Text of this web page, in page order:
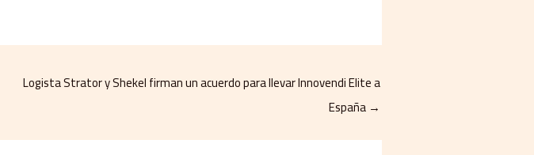
Logista Strator y Shekel firman un acuerdo para llevar Innovendi Elite a
España →